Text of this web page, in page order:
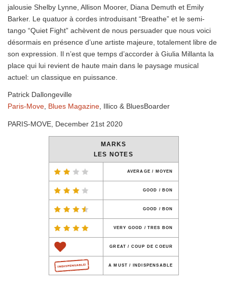
jalousie Shelby Lynne, Allison Moorer, Diana Demuth et Emily
Barker. Le quatuor à cordes introduisant “Breathe” et le semi-
tango “Quiet Fight” achèvent de nous persuader que nous voici
désormais en présence d’une artiste majeure, totalement libre de
son expression. Il n’est que temps d’accorder à Giulia Millanta la
place qui lui revient de haute main dans le paysage musical
actuel: un classique en puissance.
Patrick Dallongeville
Paris-Move, Blues Magazine, Illico & BluesBoarder
PARIS-MOVE, December 21st 2020
MARKS
LES NOTES
AVERAGE / MOYEN
GOOD / BON
GOOD / BON
VERY GOOD / TRES BON
GREAT / COUP DE COEUR
A MUST / INDISPENSABLE